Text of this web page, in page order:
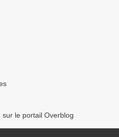
le portail Overblog